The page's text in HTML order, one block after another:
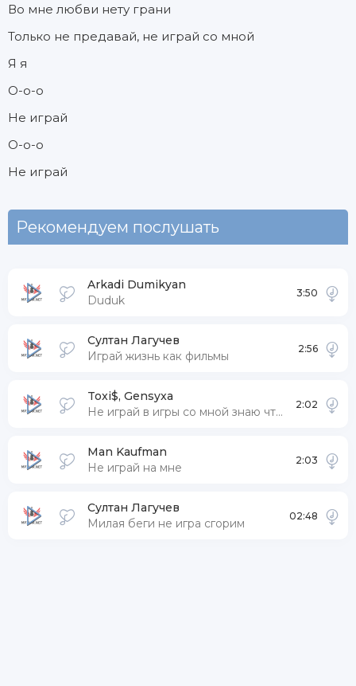
Во мне любви нету грани
Только не предавай, не играй со мной
Я я
О-о-о
Не играй
О-о-о
Не играй
Рекомендуем послушать
Arkadi Dumikyan
Duduk
3:50
Султан Лагучев
Играй жизнь как фильмы
2:56
Toxi$, Gensyxa
Не играй в игры со мной знаю что ты пишешь другой
2:02
Man Kaufman
Не играй на мне
2:03
Султан Лагучев
Милая беги не игра сгорим
02:48